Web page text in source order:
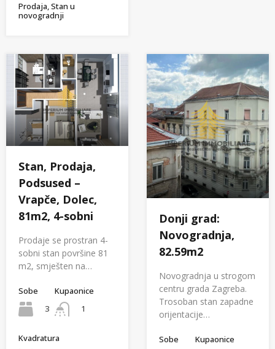
Prodaja, Stan u
novogradnji
Stan, Prodaja,
Podsused –
Vrapče, Dolec,
81m2, 4-sobni
Prodaje se prostran 4-
sobni stan površine 81
m2, smješten na…
Sobe
3
Kupaonice
1
Kvadratura
Donji grad:
Novogradnja,
82.59m2
Novogradnja u strogom
centru grada Zagreba.
Trosoban stan zapadne
orijentacije…
Sobe
Kupaonice